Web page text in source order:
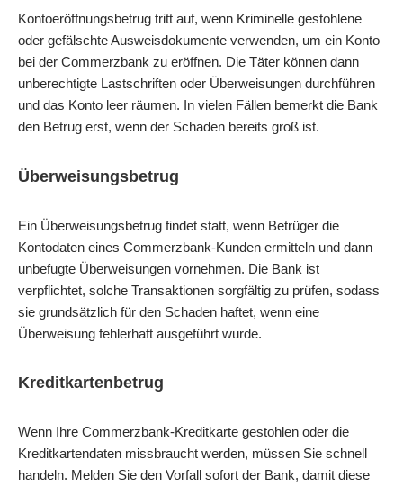
Kontoeröffnungsbetrug tritt auf, wenn Kriminelle gestohlene
oder gefälschte Ausweisdokumente verwenden, um ein Konto
bei der Commerzbank zu eröffnen. Die Täter können dann
unberechtigte Lastschriften oder Überweisungen durchführen
und das Konto leer räumen. In vielen Fällen bemerkt die Bank
den Betrug erst, wenn der Schaden bereits groß ist.
Überweisungsbetrug
Ein Überweisungsbetrug findet statt, wenn Betrüger die
Kontodaten eines Commerzbank-Kunden ermitteln und dann
unbefugte Überweisungen vornehmen. Die Bank ist
verpflichtet, solche Transaktionen sorgfältig zu prüfen, sodass
sie grundsätzlich für den Schaden haftet, wenn eine
Überweisung fehlerhaft ausgeführt wurde.
Kreditkartenbetrug
Wenn Ihre Commerzbank-Kreditkarte gestohlen oder die
Kreditkartendaten missbraucht werden, müssen Sie schnell
handeln. Melden Sie den Vorfall sofort der Bank, damit diese